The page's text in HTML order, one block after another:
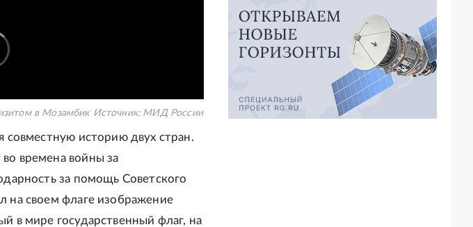
в Мозамбик Источник: МИД России
совместную историю двух стран.
времена войны за
за помощь Советского
на своем флаге изображение
в мире государственный флаг, на